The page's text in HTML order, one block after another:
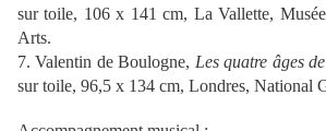
sur toile, 106 x 141 cm, La Vallette,
Arts.
7. Valentin de Boulogne, Les quatre âges
sur toile, 96,5 x 134 cm, Londres, National